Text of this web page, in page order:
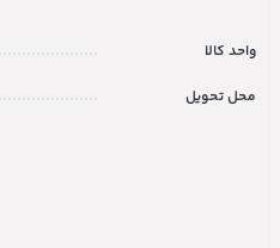
واحد کالا
محل تحویل